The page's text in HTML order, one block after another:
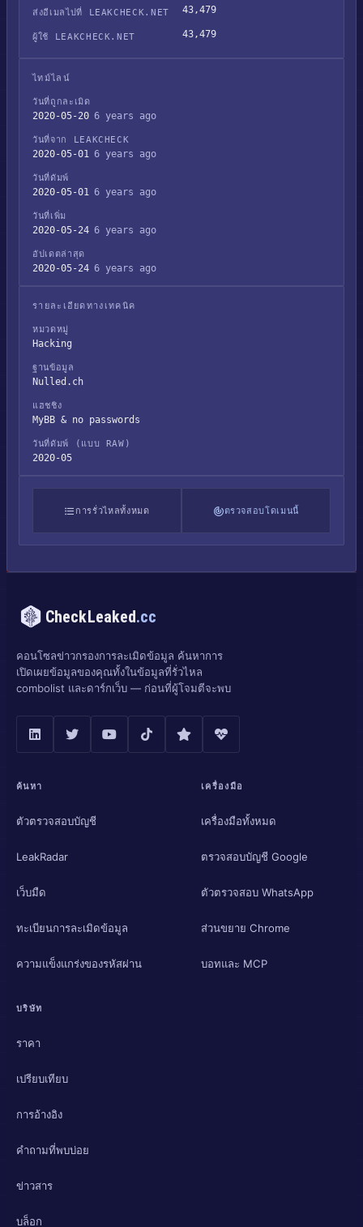
ส่งอีเมลไปที่ LEAKCHECK.NET 43,479
ผู้ใช้ LEAKCHECK.NET 43,479
ไทม์ไลน์
วันที่ถูกละเมิด
2020-05-20 6 years ago
วันที่จาก LEAKCHECK
2020-05-01 6 years ago
วันที่ดัมพ์
2020-05-01 6 years ago
วันที่เพิ่ม
2020-05-24 6 years ago
อัปเดตล่าสุด
2020-05-24 6 years ago
รายละเอียดทางเทคนิค
หมวดหมู่
Hacking
ฐานข้อมูล
Nulled.ch
แฮชชิง
MyBB & no passwords
วันที่ดัมพ์ (แบบ RAW)
2020-05
การรั่วไหลทั้งหมด ตรวจสอบโดเมนนี้
CheckLeaked.cc
คอนโซลข่าวกรองการละเมิดข้อมูล ค้นหาการ
เปิดเผยข้อมูลของคุณทั้งในข้อมูลที่รั่วไหล
combolist และดาร์กเว็บ — ก่อนที่ผู้โจมตีจะพบ
ค้นหา
ตัวตรวจสอบบัญชี
LeakRadar
เว็บมืด
ทะเบียนการละเมิดข้อมูล
ความแข็งแกร่งของรหัสผ่าน
เครื่องมือ
เครื่องมือทั้งหมด
ตรวจสอบบัญชี Google
ตัวตรวจสอบ WhatsApp
ส่วนขยาย Chrome
บอทและ MCP
บริษัท
ราคา
เปรียบเทียบ
การอ้างอิง
คำถามที่พบบ่อย
ข่าวสาร
บล็อก